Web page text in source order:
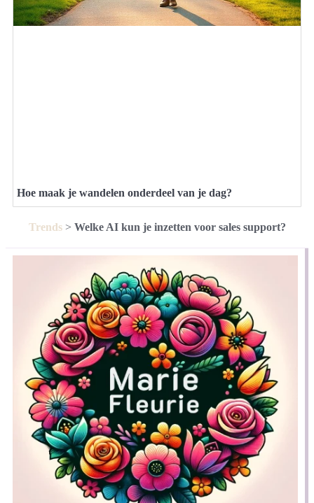
Hoe maak je wandelen onderdeel van je dag?
Trends> Welke AI kun je inzetten voor sales support?